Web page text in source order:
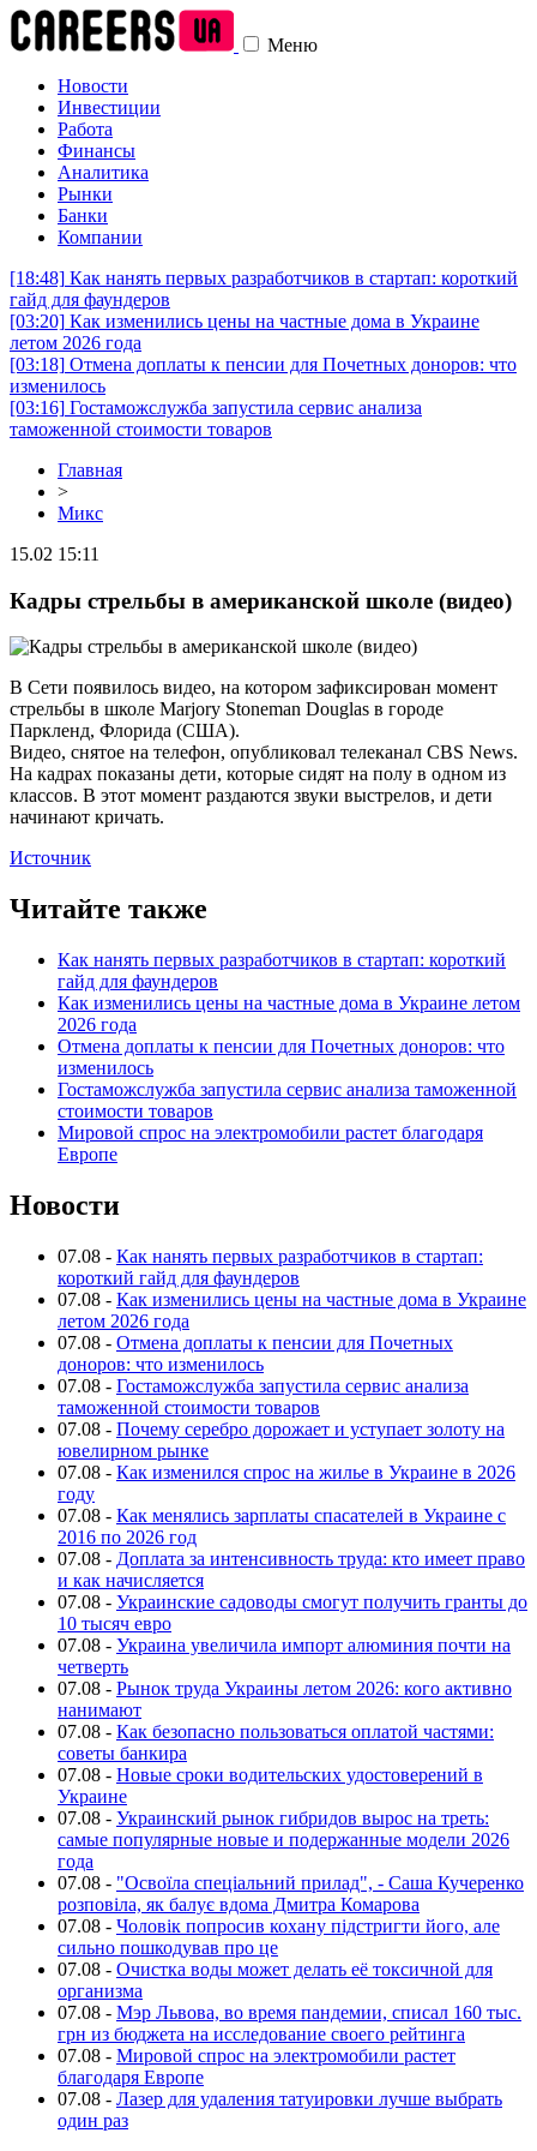
Меню
Новости
Инвестиции
Работа
Финансы
Аналитика
Рынки
Банки
Компании
[18:48] Как нанять первых разработчиков в стартап: короткий
гайд для фаундеров
[03:20] Как изменились цены на частные дома в Украине
летом 2026 года
[03:18] Отмена доплаты к пенсии для Почетных доноров: что
изменилось
[03:16] Гостаможслужба запустила сервис анализа
таможенной стоимости товаров
Главная
>
Микс
15.02 15:11
Кадры стрельбы в американской школе (видео)
В Сети появилось видео, на котором зафиксирован момент
стрельбы в школе Marjory Stoneman Douglas в городе
Паркленд, Флорида (США).
Видео, снятое на телефон, опубликовал телеканал CBS News.
На кадрах показаны дети, которые сидят на полу в одном из
классов. В этот момент раздаются звуки выстрелов, и дети
начинают кричать.
Источник
Читайте также
Как нанять первых разработчиков в стартап: короткий
гайд для фаундеров
Как изменились цены на частные дома в Украине летом
2026 года
Отмена доплаты к пенсии для Почетных доноров: что
изменилось
Гостаможслужба запустила сервис анализа таможенной
стоимости товаров
Мировой спрос на электромобили растет благодаря
Европе
Новости
07.08 - Как нанять первых разработчиков в стартап:
короткий гайд для фаундеров
07.08 - Как изменились цены на частные дома в Украине
летом 2026 года
07.08 - Отмена доплаты к пенсии для Почетных
доноров: что изменилось
07.08 - Гостаможслужба запустила сервис анализа
таможенной стоимости товаров
07.08 - Почему серебро дорожает и уступает золоту на
ювелирном рынке
07.08 - Как изменился спрос на жилье в Украине в 2026
году
07.08 - Как менялись зарплаты спасателей в Украине с
2016 по 2026 год
07.08 - Доплата за интенсивность труда: кто имеет право
и как начисляется
07.08 - Украинские садоводы смогут получить гранты до
10 тысяч евро
07.08 - Украина увеличила импорт алюминия почти на
четверть
07.08 - Рынок труда Украины летом 2026: кого активно
нанимают
07.08 - Как безопасно пользоваться оплатой частями:
советы банкира
07.08 - Новые сроки водительских удостоверений в
Украине
07.08 - Украинский рынок гибридов вырос на треть:
самые популярные новые и подержанные модели 2026
года
07.08 - "Освоїла спеціальний прилад", - Саша Кучеренко
розповіла, як балує вдома Дмитра Комарова
07.08 - Чоловік попросив кохану підстригти його, але
сильно пошкодував про це
07.08 - Очистка воды может делать её токсичной для
организма
07.08 - Мэр Львова, во время пандемии, списал 160 тыс.
грн из бюджета на исследование своего рейтинга
07.08 - Мировой спрос на электромобили растет
благодаря Европе
07.08 - Лазер для удаления татуировки лучше выбрать
один раз